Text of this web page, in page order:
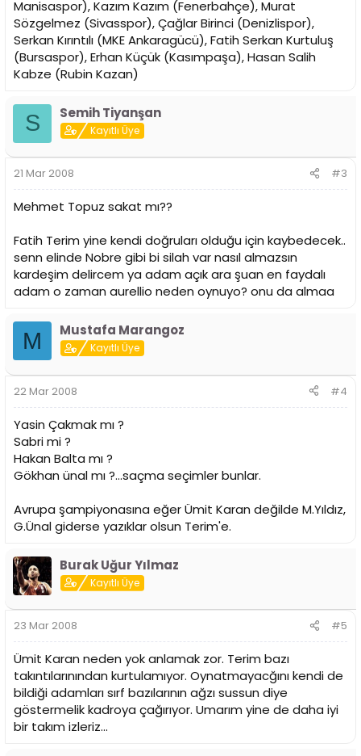
Manisaspor), Kazım Kazım (Fenerbahçe), Murat
Sözgelmez (Sivasspor), Çağlar Birinci (Denizlispor),
Serkan Kırıntılı (MKE Ankaragücü), Fatih Serkan Kurtuluş
(Bursaspor), Erhan Küçük (Kasımpaşa), Hasan Salih
Kabze (Rubin Kazan)
S Semih Tiyanşan
Kayıtlı Üye
21 Mar 2008 #3
Mehmet Topuz sakat mı??
Fatih Terim yine kendi doğruları olduğu için kaybedecek..
senn elinde Nobre gibi bi silah var nasıl almazsın
kardeşim delircem ya adam açık ara şuan en faydalı
adam o zaman aurellio neden oynuyo? onu da almaa
M Mustafa Marangoz
Kayıtlı Üye
22 Mar 2008 #4
Yasin Çakmak mı ?
Sabri mi ?
Hakan Balta mı ?
Gökhan ünal mı ?...saçma seçimler bunlar.
Avrupa şampiyonasına eğer Ümit Karan değilde M.Yıldız,
G.Ünal giderse yazıklar olsun Terim'e.
Burak Uğur Yılmaz
Kayıtlı Üye
23 Mar 2008 #5
Ümit Karan neden yok anlamak zor. Terim bazı
takıntılarınından kurtulamıyor. Oynatmayacğını kendi de
bildiği adamları sırf bazılarının ağzı sussun diye
göstermelik kadroya çağırıyor. Umarım yine de daha iyi
bir takım izleriz...